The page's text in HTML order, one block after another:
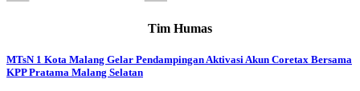
Tim Humas
Navigasi
MTsN 1 Kota Malang Gelar Pendampingan Aktivasi Akun Coretax Bersama
KPP Pratama Malang Selatan